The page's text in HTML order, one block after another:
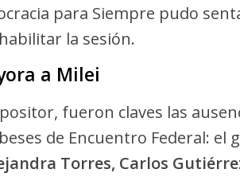
para Siempre pudo
la sesión.
a Milei
fueron claves las
de Encuentro Federal: el
Torres, Carlos